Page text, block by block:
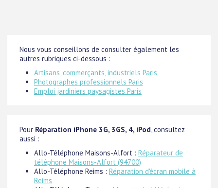
Nous vous conseillons de consulter également les
autres rubriques ci-dessous :
Artisans, commerçants, industriels Paris
Photographes professionnels Paris
Emploi jardiniers paysagistes Paris
Pour Réparation iPhone 3G, 3GS, 4, iPod, consultez
aussi :
Allo-Téléphone Maisons-Alfort : Réparateur de
téléphone Maisons-Alfort (94700)
Allo-Téléphone Reims : Réparation d'écran mobile à
Reims